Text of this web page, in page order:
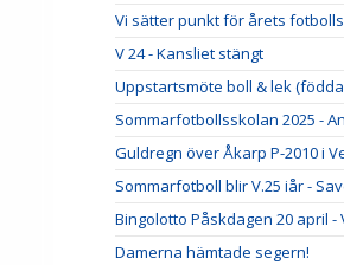
Vi sätter punkt för årets
V 24 - Kansliet stängt
Uppstartsmöte boll & lek (födda
Sommarfotbollsskolan 2025 -
Guldregn över Åkarp P-2010 i
Sommarfotboll blir V.25 iår -
Bingolotto Påskdagen 20 april -
Damerna hämtade segern!